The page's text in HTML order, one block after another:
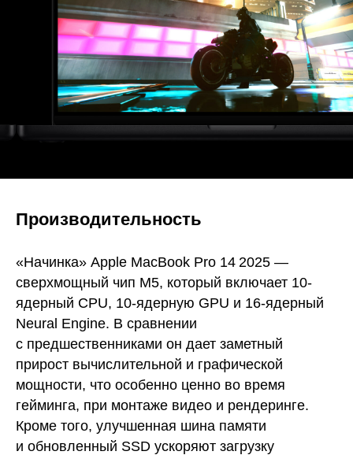
Производительность
«Начинка» Apple MacBook Pro 14 2025 —
сверхмощный чип M5, который включает 10-
ядерный CPU, 10-ядерную GPU и 16-ядерный
Neural Engine. В сравнении
с предшественниками он дает заметный
прирост вычислительной и графической
мощности, что особенно ценно во время
гейминга, при монтаже видео и рендеринге.
Кроме того, улучшенная шина памяти
и обновленный SSD ускоряют загрузку